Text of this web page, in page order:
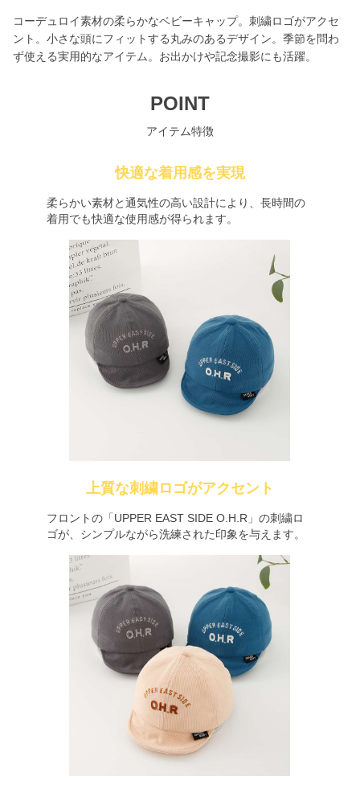
コーデュロイ素材の柔らかなベビーキャップ。刺繍ロゴがアクセ
ント。小さな頭にフィットする丸みのあるデザイン。季節を問わ
ず使える実用的なアイテム。お出かけや記念撮影にも活躍。
POINT
アイテム特徴
快適な着用感を実現
柔らかい素材と通気性の高い設計により、長時間の
着用でも快適な使用感が得られます。
上質な刺繍ロゴがアクセント
フロントの「UPPER EAST SIDE O.H.R」の刺繍ロ
ゴが、シンプルながら洗練された印象を与えます。